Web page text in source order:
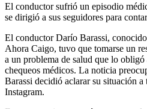
El conductor sufrió un episodio
se dirigió a sus seguidores para
El conductor Darío Barassi,
Ahora Caigo, tuvo que tomarse un
a un problema de salud que lo obligó
chequeos médicos. La noticia
Barassi decidió aclarar su situación a
Instagram.